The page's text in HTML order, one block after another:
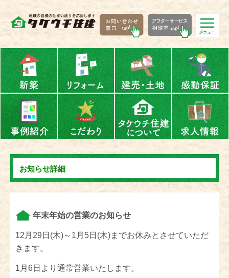
お知らせ詳細
年末年始の営業のお知らせ
12月29日(木)～1月5日(木)までお休みとさせていただ
きます。
1月6日より通常営業いたします。